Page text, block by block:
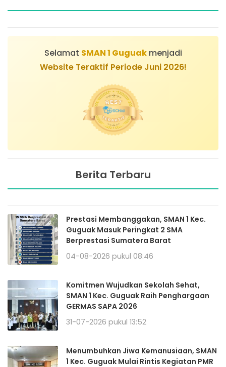
Selamat SMAN 1 Guguakmenjadi
Website Teraktif Periode Juni 2026!
Berita Terbaru
Prestasi Membanggakan, SMAN 1 Kec.
Guguak Masuk Peringkat 2 SMA
Berprestasi Sumatera Barat
04-08-2026 pukul 08:46
Komitmen Wujudkan Sekolah Sehat,
SMAN 1 Kec. Guguak Raih Penghargaan
GERMAS SAPA 2026
31-07-2026 pukul 13:52
Menumbuhkan Jiwa Kemanusiaan, SMAN
1 Kec. Guguak Mulai Rintis Kegiatan PMR